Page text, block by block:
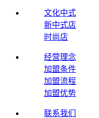
文化中式
新中式店
时尚店
经营理念
加盟条件
加盟流程
加盟优势
联系我们